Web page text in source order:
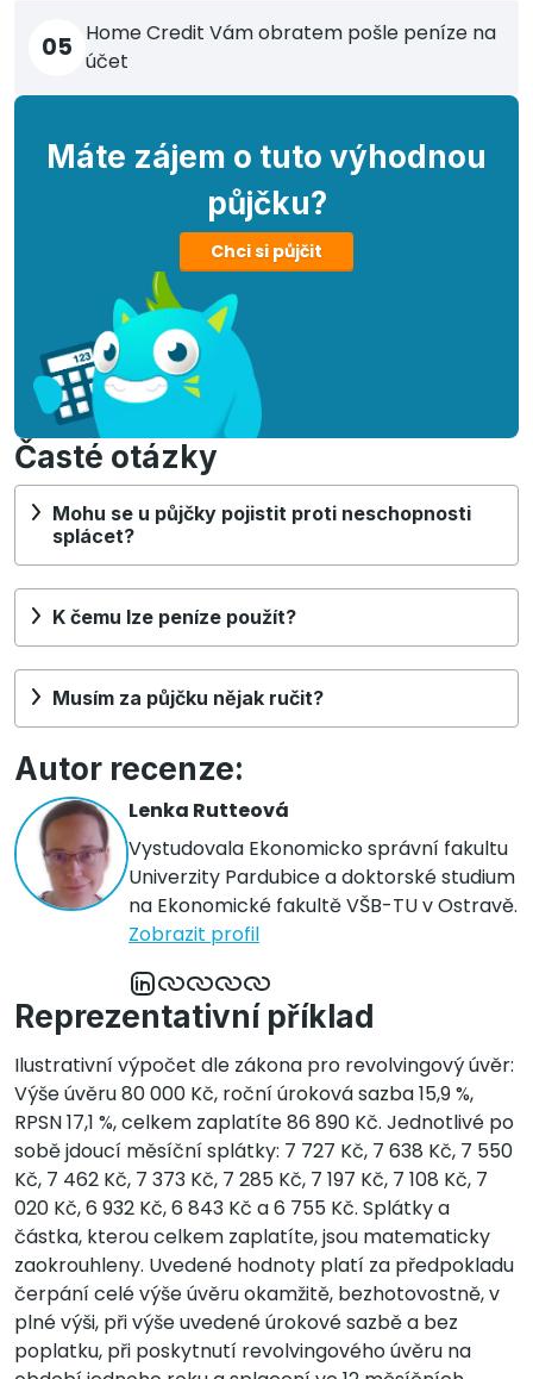
05 Home Credit Vám obratem pošle peníze na
účet
Máte zájem o tuto výhodnou
půjčku?
Chci si půjčit
Časté otázky
Mohu se u půjčky pojistit proti neschopnosti
splácet?
K čemu lze peníze použít?
Musím za půjčku nějak ručit?
Autor recenze:
Lenka Rutteová
Vystudovala Ekonomicko správní fakultu
Univerzity Pardubice a doktorské studium
na Ekonomické fakultě VŠB-TU v Ostravě.
Zobrazit profil
Reprezentativní příklad
Ilustrativní výpočet dle zákona pro revolvingový úvěr:
Výše úvěru 80 000 Kč, roční úroková sazba 15,9 %,
RPSN 17,1 %, celkem zaplatíte 86 890 Kč. Jednotlivé po
sobě jdoucí měsíční splátky: 7 727 Kč, 7 638 Kč, 7 550
Kč, 7 462 Kč, 7 373 Kč, 7 285 Kč, 7 197 Kč, 7 108 Kč, 7
020 Kč, 6 932 Kč, 6 843 Kč a 6 755 Kč. Splátky a
částka, kterou celkem zaplatíte, jsou matematicky
zaokrouhleny. Uvedené hodnoty platí za předpokladu
čerpání celé výše úvěru okamžitě, bezhotovostně, v
plné výši, při výše uvedené úrokové sazbě a bez
poplatku, při poskytnutí revolvingového úvěru na